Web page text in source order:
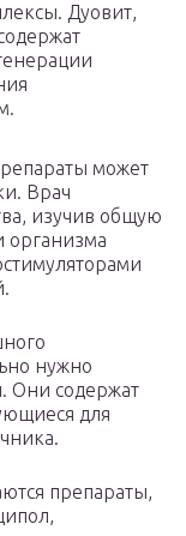
Дуовит,
может
Врач
изучив общую
организма
нужно
Они содержат
для
препараты,